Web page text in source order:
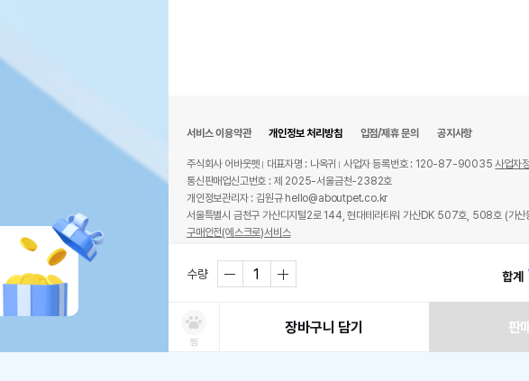
수량 합계
찜
장바구니 담기 판
서비스 이용약관 개인정보 처리방침 입점/제휴 문의 공지사항
주식회사 어바웃펫 대표자명 : 나옥귀 사업자 등록번호 : 120-87-90035사업자
통신판매업신고번호 : 제 2025-서울금천-2382호
개인정보관리자 : 김원규 hello@aboutpet.co.kr
서울특별시 금천구 가산디지털2로 144, 현대테라타워 가산DK 507호, 508호 (가산
구매안전(에스크로)서비스